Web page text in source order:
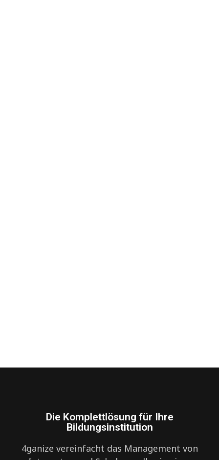
Die Komplettlösung für Ihre
Bildungsinstitution
4ganize vereinfacht das Management von